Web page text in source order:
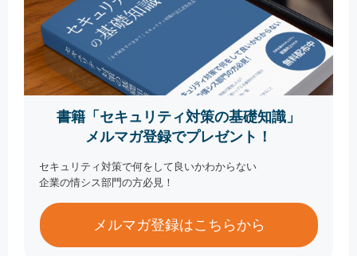
書籍「セキュリティ対策の基礎知識」
メルマガ登録でプレゼント！
セキュリティ対策で何をして良いかわからない
企業の情シス部門の方必見！
メルマガ登録はこちらから